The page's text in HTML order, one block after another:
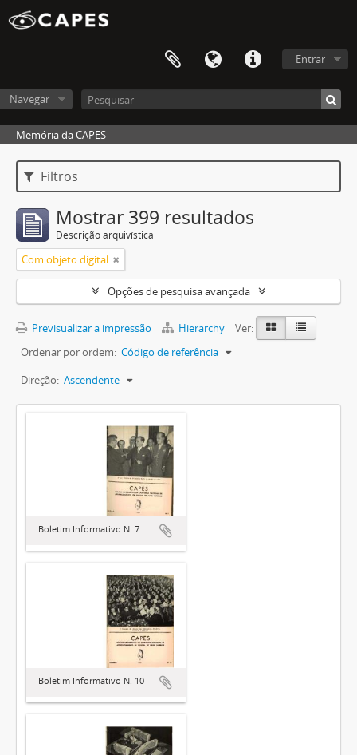
Entrar
Navegar
Memória da CAPES
Filtros
Mostrar 399 resultados
Descrição arquivística
Com objeto digital
Opções de pesquisa avançada
Previsualizar a impressão Hierarchy
Ver:
Ordenar por ordem: Código de referência
Direção: Ascendente
Boletim Informativo N. 7
Boletim Informativo N. 10